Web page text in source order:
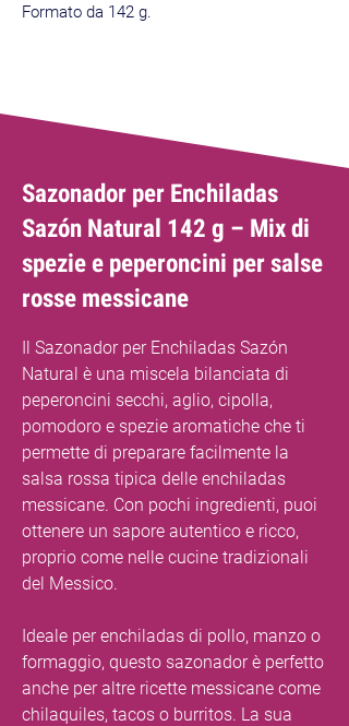
Formato da 142 g.
Sazonador per Enchiladas
Sazón Natural 142 g – Mix di
spezie e peperoncini per salse
rosse messicane
Il Sazonador per Enchiladas Sazón
Natural è una miscela bilanciata di
peperoncini secchi, aglio, cipolla,
pomodoro e spezie aromatiche che ti
permette di preparare facilmente la
salsa rossa tipica delle enchiladas
messicane. Con pochi ingredienti, puoi
ottenere un sapore autentico e ricco,
proprio come nelle cucine tradizionali
del Messico.
Ideale per enchiladas di pollo, manzo o
formaggio, questo sazonador è perfetto
anche per altre ricette messicane come
chilaquiles, tacos o burritos. La sua